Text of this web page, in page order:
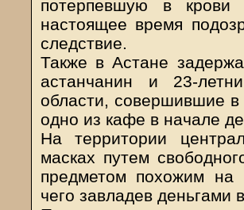
потерпевшую в
настоящее время
следствие.
Также в Астане
астанчанин и 23-
области, совершившие в
одно из кафе в начале
На территории
масках путем
предметом похожим на
чего завладев деньгами